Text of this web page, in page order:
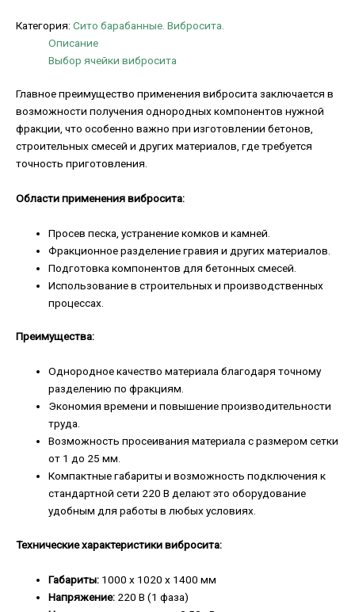
Категория: Сито барабанные. Вибросита.
Описание
Выбор ячейки вибросита
Главное преимущество применения вибросита заключается в
возможности получения однородных компонентов нужной
фракции, что особенно важно при изготовлении бетонов,
строительных смесей и других материалов, где требуется
точность приготовления.
Области применения вибросита:
Просев песка, устранение комков и камней.
Фракционное разделение гравия и других материалов.
Подготовка компонентов для бетонных смесей.
Использование в строительных и производственных
процессах.
Преимущества:
Однородное качество материала благодаря точному
разделению по фракциям.
Экономия времени и повышение производительности
труда.
Возможность просеивания материала с размером сетки
от 1 до 25 мм.
Компактные габариты и возможность подключения к
стандартной сети 220 В делают это оборудование
удобным для работы в любых условиях.
Технические характеристики вибросита:
Габариты: 1000 х 1020 х 1400 мм
Напряжение: 220 В (1 фаза)